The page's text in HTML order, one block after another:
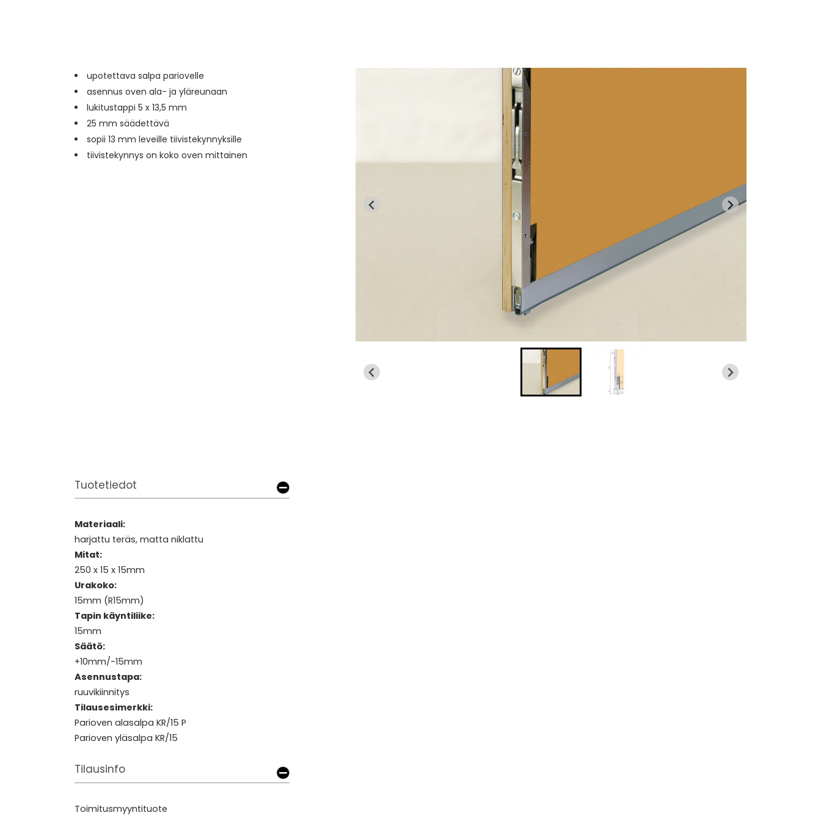
upotettava salpa pariovelle
asennus oven ala- ja yläreunaan
lukitustappi 5 x 13,5 mm
25 mm säädettävä
sopii 13 mm leveille tiivistekynnyksille
tiivistekynnys on koko oven mittainen
Tuotetiedot
Materiaali:
harjattu teräs, matta niklattu
Mitat:
250 x 15 x 15mm
Urakoko:
15mm (R15mm)
Tapin käyntiliike:
15mm
Säätö:
+10mm/-15mm
Asennustapa:
ruuvikiinnitys
Tilausesimerkki:
Parioven alasalpa KR/15 P
Parioven yläsalpa KR/15
Tilausinfo
Toimitusmyyntituote